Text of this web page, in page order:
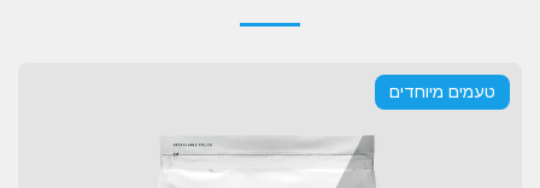
טעמים מיוחדים